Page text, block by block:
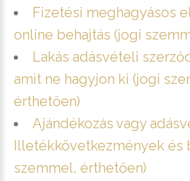
Fizetési meghagyásos
online behajtás (jogi
Lakás adásvételi
amit ne hagyjon ki (jogi
érthetően)
Ajándékozás vagy
Illetékkövetkezmények és
szemmel, érthetően)